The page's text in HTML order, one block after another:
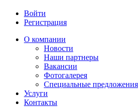
Войти
Регистрация
О компании
Новости
Наши партнеры
Вакансии
Фотогалерея
Специальные предложения
Услуги
Контакты